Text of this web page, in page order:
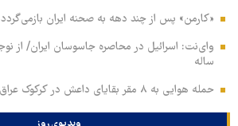
«کارمن» پس از چند دهه به صحنه ایران بازمی‌گردد
ساله
حمله هوایی به ۸ مقر بقایای داعش در کرکوک عراق